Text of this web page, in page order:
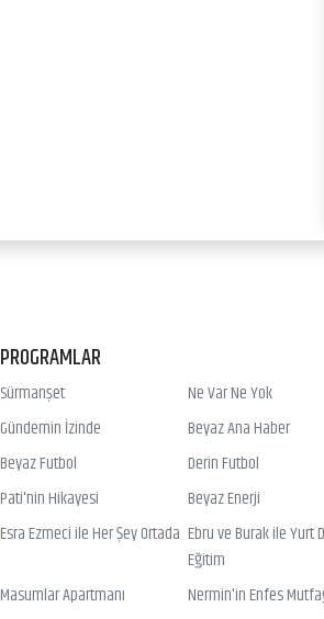
PROGRAMLAR
Sürmanşet Ne Var Ne Yok
Gündemin İzinde
Beyaz Ana Haber
Beyaz Futbol
Derin Futbol
Pati'nin Hikayesi
Beyaz Enerji
Esra Ezmeci ile Her Şey Ortada Ebru ve Burak ile Yurt
Eğitim
Masumlar Apartmanı Nermin'in Enfes